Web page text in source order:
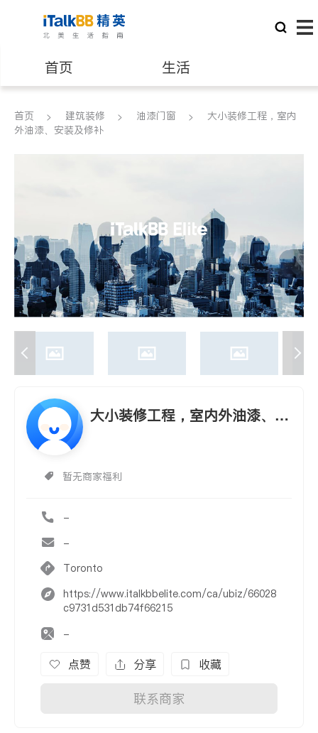
首页 生活
医生 律师
建筑装修
首页 建筑装修 油漆门窗
大小装修工程，室内
外油漆、安装及修补
大小装修工程，室内外油漆、安
暂无商家福利
-
-
Toronto
https://www.italkbbelite.com/ca/ubiz/66028
c9731d531db74f66215
-
点赞 分享 收藏
联系商家